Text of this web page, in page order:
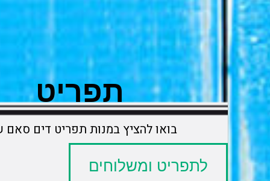
תפריט
בואו להציץ במנות תפריט דים סאם
לתפריט ומשלוחים